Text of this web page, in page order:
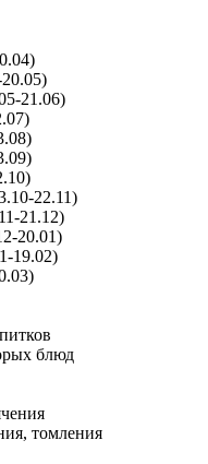
21.06)
22.11)
21.12)
20.01)
19.02)
блюд
томления